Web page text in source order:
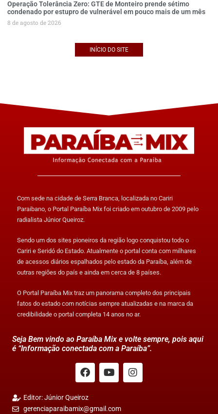
Operação Tolerância Zero: GTE de Monteiro prende sétimo
condenado por estupro de vulnerável em pouco mais de um mês
8 de agosto de 2026
INÍCIO DO SITE
Com sede na cidade de Serra Branca, localizada no Cariri
Paraibano, o Portal Paraíba Mix foi criado em outubro de 2009 pelo
radialista Júnior Queiroz.
Sendo um dos sites pioneiros da região logo conquistou todo o
Cariri e Seridó do Estado. Atualmente o portal conta com milhares
de acessos diários espalhados pelo estado da Paraíba, além de
outras regiões do país e ainda em cerca de 8 países.
O Portal Paraíba Mix traz um panorama completo dos principais
fatos do estado com notícias sempre atualizadas e na marca da
credibilidade o portal completa 14 anos no ar.
Seja Bem vindo ao Paraíba Mix e volte sempre, pois aqui
é “Informação conectada com a Paraíba”.
Editor: Júnior Queiroz
gerenciaparaibamix@gmail.com